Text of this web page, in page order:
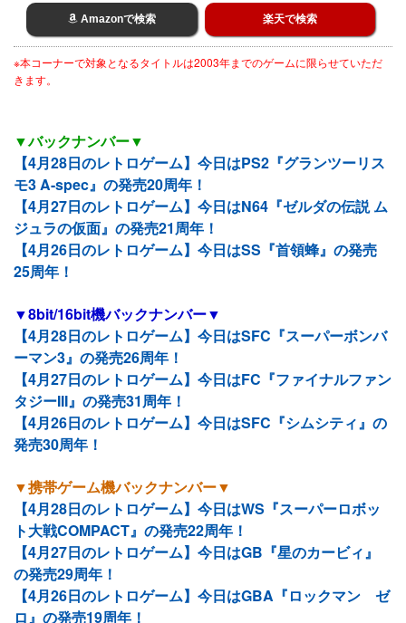
Amazonで検索 楽天で検索
※本コーナーで対象となるタイトルは2003年までのゲームに限らせていただ
きます。
▼バックナンバー▼
【4月28日のレトロゲーム】今日はPS2『グランツーリス
モ3 A-spec』の発売20周年！
【4月27日のレトロゲーム】今日はN64『ゼルダの伝説 ム
ジュラの仮面』の発売21周年！
【4月26日のレトロゲーム】今日はSS『首領蜂』の発売
25周年！
▼8bit/16bit機バックナンバー▼
【4月28日のレトロゲーム】今日はSFC『スーパーボンバ
ーマン3』の発売26周年！
【4月27日のレトロゲーム】今日はFC『ファイナルファン
タジーIII』の発売31周年！
【4月26日のレトロゲーム】今日はSFC『シムシティ』の
発売30周年！
▼携帯ゲーム機バックナンバー▼
【4月28日のレトロゲーム】今日はWS『スーパーロボッ
ト大戦COMPACT』の発売22周年！
【4月27日のレトロゲーム】今日はGB『星のカービィ』
の発売29周年！
【4月26日のレトロゲーム】今日はGBA『ロックマン ゼ
ロ』の発売19周年！